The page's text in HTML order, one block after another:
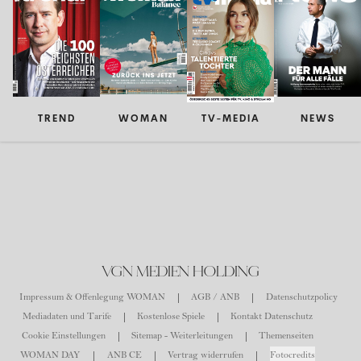
TREND WOMAN TV-MEDIA NEWS
VGN MEDIEN HOLDING
Impressum & Offenlegung WOMAN AGB / ANB
Datenschutzpolicy
Mediadaten und Tarife
Kostenlose Spiele
Kontakt Datenschutz
Cookie Einstellungen
Sitemap - Weiterleitungen
Themenseiten
WOMAN DAY
ANB CE Vertrag widerrufen Fotocredits